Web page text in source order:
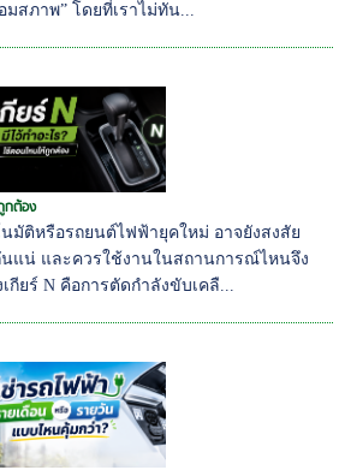
มสภาพ” โดยที่เราไม่ทัน...
กต้อง
มัติหรือรถยนต์ไฟฟ้ายุคใหม่ อาจยังสงสัย
นแน่ และควรใช้งานในสถานการณ์ไหนจึง
กียร์ N คือการตัดกำลังขับเคลื...